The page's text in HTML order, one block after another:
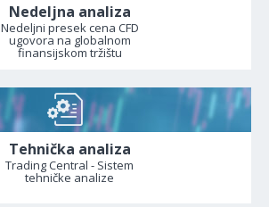
Nedeljna analiza
Nedeljni presek cena CFD
ugovora na globalnom
finansijskom tržištu
Tehnička analiza
Trading Central - Sistem
tehničke analize